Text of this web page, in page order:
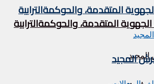
المتقدمة، والحوكمةالترابية
المتقدمة، والحوكمةالترابية